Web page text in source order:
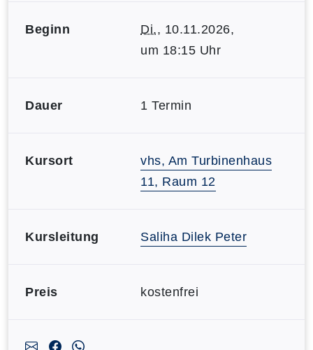
Beginn Di., 10.11.2026,
um 18:15 Uhr
Dauer 1 Termin
Kursort
vhs, Am Turbinenhaus
11, Raum 12
Kursleitung Saliha Dilek Peter
Preis kostenfrei